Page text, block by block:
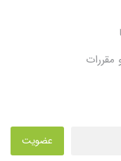
مقررات
عضویت